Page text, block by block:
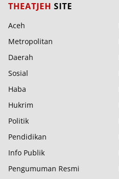
THEATJEH SITE
Aceh
Metropolitan
Daerah
Sosial
Haba
Hukrim
Politik
Pendidikan
Info Publik
Pengumuman Resmi